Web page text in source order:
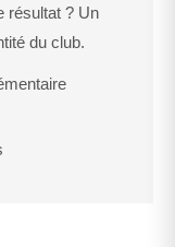
résultat ? Un
du club.